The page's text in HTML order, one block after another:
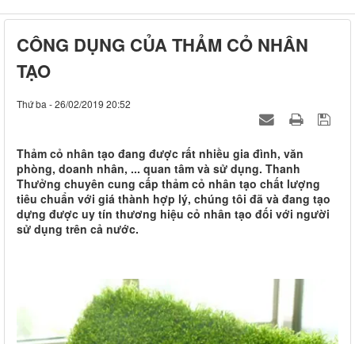
CÔNG DỤNG CỦA THẢM CỎ NHÂN
TẠO
Thứ ba - 26/02/2019 20:52
Thảm cỏ nhân tạo đang được rất nhiều gia đình, văn
phòng, doanh nhân, ... quan tâm và sử dụng. Thanh
Thưởng chuyên cung cấp thảm cỏ nhân tạo chất lượng
tiêu chuẩn với giá thành hợp lý, chúng tôi đã và đang tạo
dựng được uy tín thương hiệu cỏ nhân tạo đối với người
sử dụng trên cả nước.